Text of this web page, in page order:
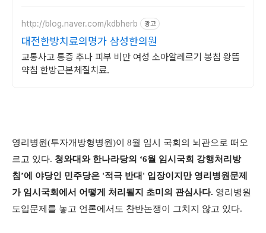
http://blog.naver.com/kdbherb 광고
대전한방치료의명가 삼성한의원
교통사고 통증 추나 피부 비만 여성 소아알레르기 봉침 왕뜸
약침 한방근본체질치료.
영리병원(투자개방형병원)이 8월 임시 국회의 뇌관으로 떠오
르고 있다. 청와대와 한나라당의 ‘6월 임시국회 강행처리방
침’에 야당인 민주당은 '적극 반대' 입장이지만 영리병원문제
가 임시국회에서 어떻게 처리될지 초미의 관심사다. 영리병원
도입문제를 놓고 언론에서도 찬반논쟁이 그치지 않고 있다.